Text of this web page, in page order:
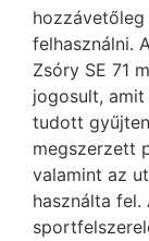
felhasználni.
Zsóry SE 71
jogosult,
tudott
megszerzett
valamint az
használta